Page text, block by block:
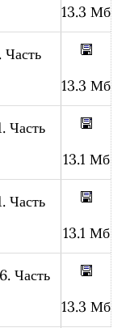
13.3 Мб
Часть
13.3 Мб
Часть
13.1 Мб
Часть
13.1 Мб
Часть
13.3 Мб